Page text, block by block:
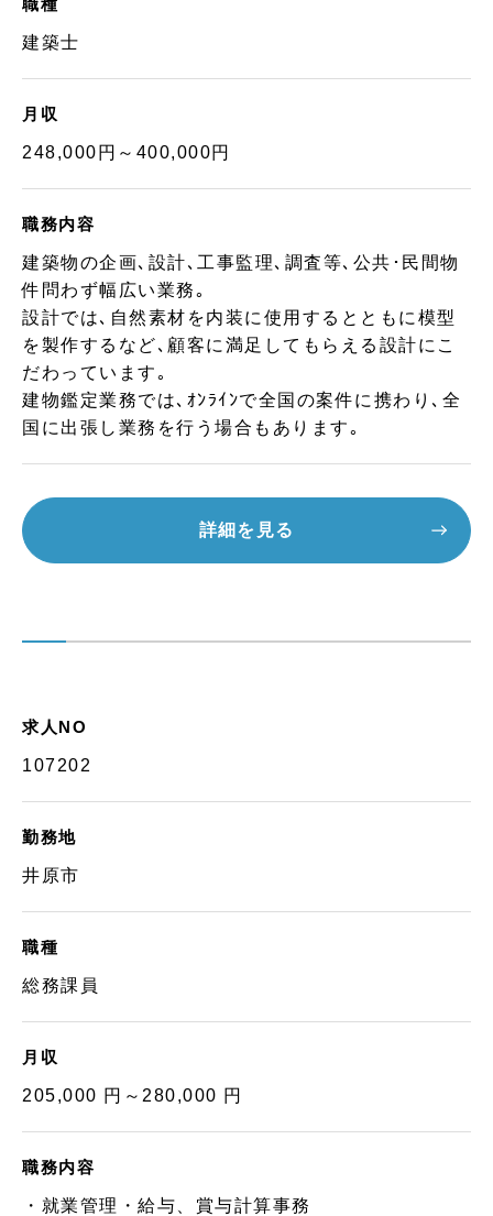
職種
建築士
月収
248,000円～400,000円
職務内容
建築物の企画､設計､工事監理､調査等､公共･民間物
件問わず幅広い業務｡
設計では､自然素材を内装に使用するとともに模型
を製作するなど､顧客に満足してもらえる設計にこ
だわっています｡
建物鑑定業務では､ｵﾝﾗｲﾝで全国の案件に携わり､全
国に出張し業務を行う場合もあります｡
詳細を見る
求人NO
107202
勤務地
井原市
職種
総務課員
月収
205,000 円～280,000 円
職務内容
・就業管理・給与、賞与計算事務